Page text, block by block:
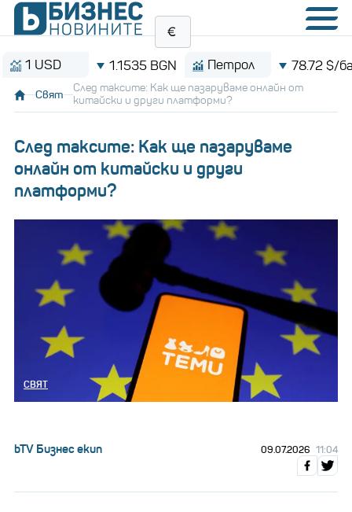
1.1535 BGN Петрол 78.72 $/барел
Свят
След таксите: Как ще пазаруваме онлайн от
китайски и други платформи?
След таксите: Как ще пазаруваме
онлайн от китайски и други
платформи?
СВЯТ
bTV Бизнес екип 09.07.2026 11:04